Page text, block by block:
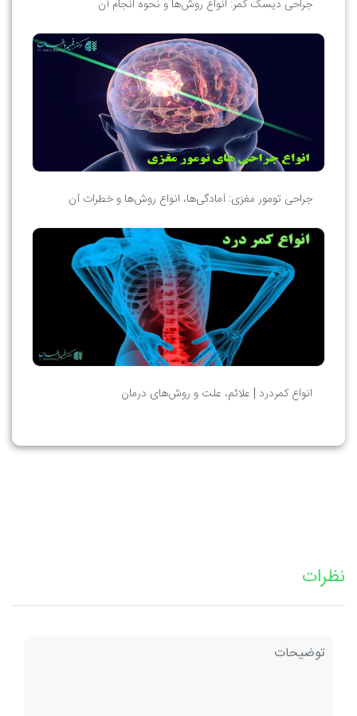
جراحی دیسک کمر: انواع روش‌ها و نحوه انجام آن
جراحی تومور مغزی: آمادگی‌ها، انواع روش‌ها و خطرات آن
انواع کمردرد | علائم، علت و روش‌های درمان
نظرات